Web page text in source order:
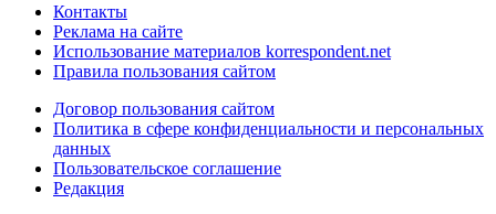
Контакты
Реклама на сайте
Использование материалов korrespondent.net
Правила пользования сайтом
Договор пользования сайтом
Политика в сфере конфиденциальности и персональных
данных
Пользовательское соглашение
Редакция